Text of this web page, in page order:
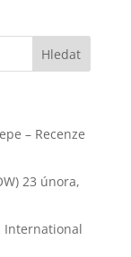
– Recenze
23 února,
International